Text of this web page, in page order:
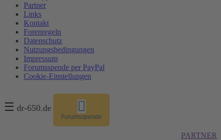
Partner
Links
Kontakt
Forenregeln
Datenschutz
Nutzungsbedingungen
Impressum
Forumsspende per PayPal
Cookie-Einstellungen
☰ dr-650.de
Forumsspende
PARTNER